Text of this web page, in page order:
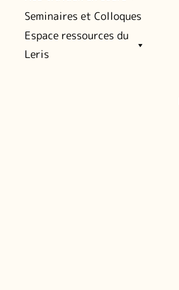
Seminaires et Colloques
Espace ressources du
Leris